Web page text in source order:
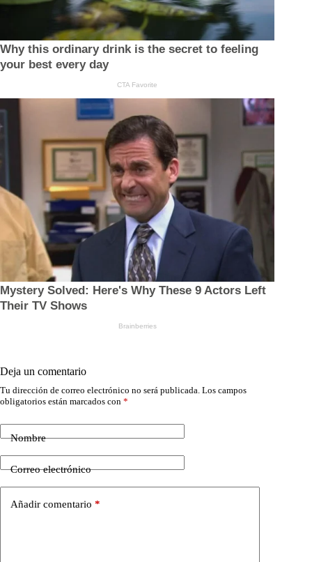
Deja un comentario
Tu dirección de correo electrónico no será publicada. Los campos
obligatorios están marcados con *
Nombre
Correo electrónico
Añadir comentario *